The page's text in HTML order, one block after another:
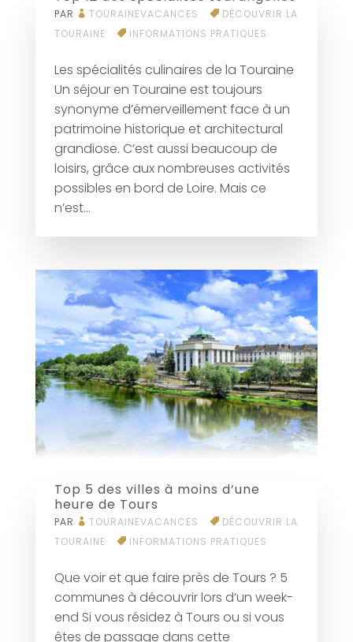
PAR TOURAINEVACANCES
DÉCOUVRIR LA
TOURAINE
INFORMATIONS PRATIQUES
Les spécialités culinaires de la Touraine
Un séjour en Touraine est toujours
synonyme d’émerveillement face à un
patrimoine historique et architectural
grandiose. C’est aussi beaucoup de
loisirs, grâce aux nombreuses activités
possibles en bord de Loire. Mais ce
n’est...
Top 5 des villes à moins d’une
heure de Tours
PAR TOURAINEVACANCES
DÉCOUVRIR LA
TOURAINE
INFORMATIONS PRATIQUES
Que voir et que faire près de Tours ? 5
communes à découvrir lors d’un week-
end Si vous résidez à Tours ou si vous
êtes de passage dans cette